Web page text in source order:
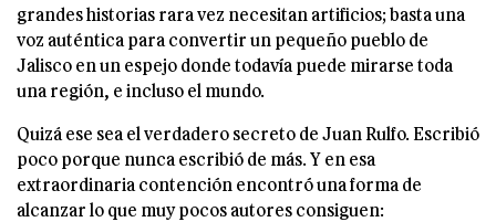
grandes historias rara vez necesitan artificios; basta una
voz auténtica para convertir un pequeño pueblo de
Jalisco en un espejo donde todavía puede mirarse toda
una región, e incluso el mundo.
Quizá ese sea el verdadero secreto de Juan Rulfo. Escribió
poco porque nunca escribió de más. Y en esa
extraordinaria contención encontró una forma de
alcanzar lo que muy pocos autores consiguen: